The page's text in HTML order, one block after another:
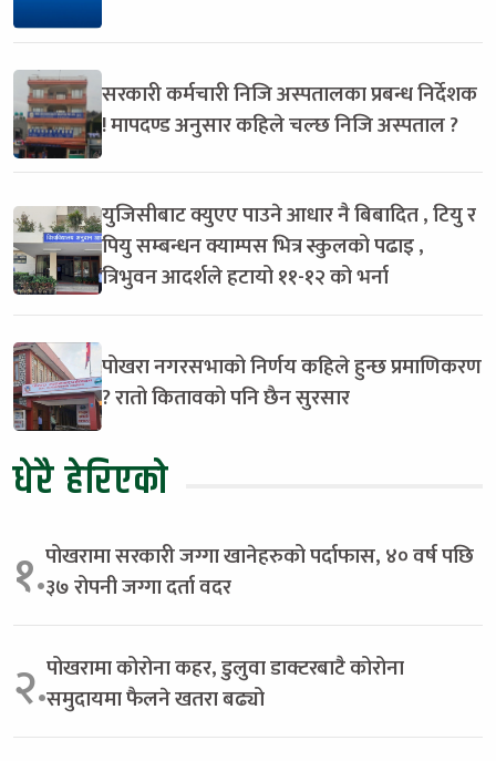
सरकारी कर्मचारी निजि अस्पतालका प्रबन्ध निर्देशक
! मापदण्ड अनुसार कहिले चल्छ निजि अस्पताल ?
युजिसीबाट क्युएए पाउने आधार नै बिबादित , टियु र
पियु सम्बन्धन क्याम्पस भित्र स्कुलको पढाइ ,
त्रिभुवन आदर्शले हटायो ११-१२ को भर्ना
पोखरा नगरसभाको निर्णय कहिले हुन्छ प्रमाणिकरण
? रातो कितावको पनि छैन सुरसार
धेरै हेरिएको
१.पोखरामा सरकारी जग्गा खानेहरुको पर्दाफास, ४० वर्ष पछि
३७ रोपनी जग्गा दर्ता वदर
२.पोखरामा कोरोना कहर, डुलुवा डाक्टरबाटै कोरोना
समुदायमा फैलने खतरा बढ्यो